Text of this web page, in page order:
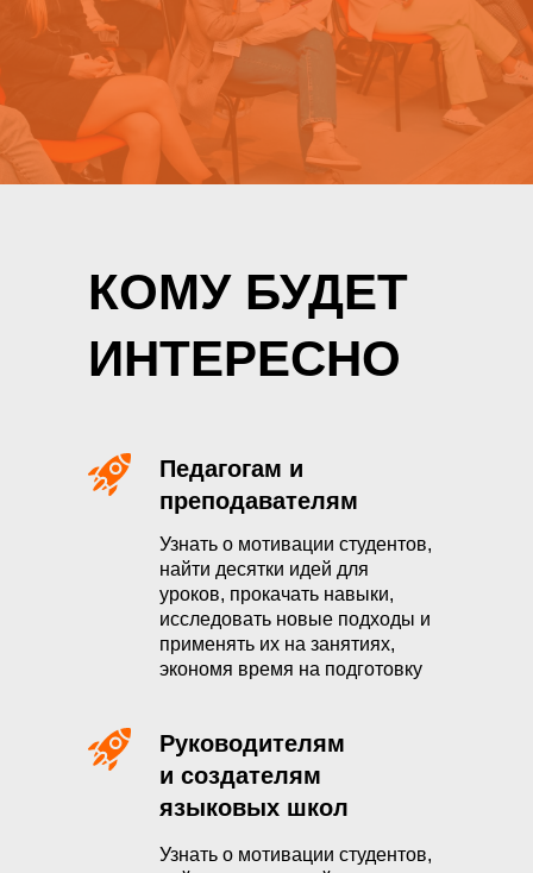
КОМУ БУДЕТ
ИНТЕРЕСНО
Педагогам и
преподавателям
Узнать о мотивации студентов,
найти десятки идей для
уроков, прокачать навыки,
исследовать новые подходы и
применять их на занятиях,
экономя время на подготовку
Руководителям
и создателям
языковых школ
Узнать о мотивации студентов,